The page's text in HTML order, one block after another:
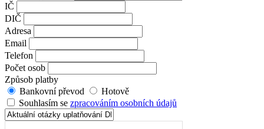
IČ
DIČ
Adresa
Email
Telefon
Počet osob
Způsob platby
Bankovní převod
Hotově
Souhlasím se zpracováním osobních údajů